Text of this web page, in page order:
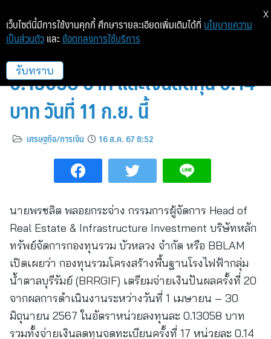
BRRGIF เตรียมจ่ายปันผล
0.13058 บาท และเงินลดทุน 0.14
บาท วันที่ 11 ก.ย. นี้
เศรษฐกิจ/การเงิน 16 ส.ค. 67 8:52
นายพรชลิต พลอยกระจ่าง กรรมการผู้จัดการ Head of
Real Estate & Infrastructure Investment บริษัทหลัก
ทรัพย์จัดการกองทุนรวม บัวหลวง จำกัด หรือ BBLAM
เปิดเผยว่า กองทุนรวมโครงสร้างพื้นฐานโรงไฟฟ้ากลุ่ม
น้ำตาลบุรีรัมย์ (BRRGIF) เตรียมจ่ายเงินปันผลครั้งที่ 20
จากผลการดำเนินงานระหว่างวันที่ 1 เมษายน – 30
มิถุนายน 2567 ในอัตราหน่วยลงทุนละ 0.13058 บาท
รวมทั้งจ่ายเงินลดทุนจดทะเบียนครั้งที่ 17 หน่วยละ 0.14
เว็บไซต์นี้มีการใช้งานคุกกี้ ศึกษารายละเอียดเพิ่มเติมได้ที่ นโยบายความ
เป็นส่วนตัว และ ข้อตกลงการใช้บริการ
รับทราบ
X